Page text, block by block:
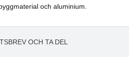
och aluminium.
OCH TA DEL